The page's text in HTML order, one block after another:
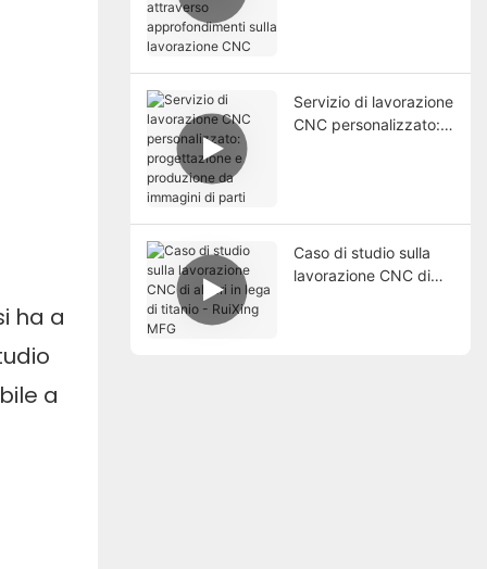
ha a
a
Servizio di lavorazione
CNC personalizzato:
Caso di studio sulla
lavorazione CNC di